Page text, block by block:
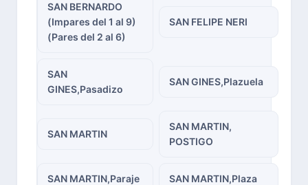
SAN BERNARDO
(Impares del 1 al 9)
(Pares del 2 al 6)
SAN FELIPE NERI
SAN
GINES,Pasadizo
SAN GINES,Plazuela
SAN MARTIN
SAN MARTIN,
POSTIGO
SAN MARTIN,Paraje SAN MARTIN,Plaza